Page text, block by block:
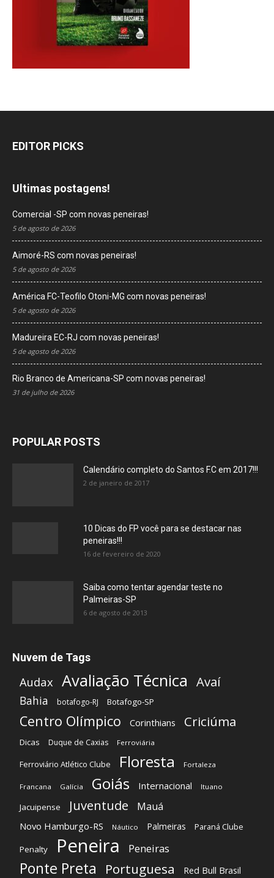
EDITOR PICKS
Ultimas postagens!
Comercial -SP com novas peneiras!
5 de agosto de 2026
Aimoré-RS com novas peneiras!
5 de agosto de 2026
América FC-Teofilo Otoni-MG com novas peneiras!
5 de agosto de 2026
Madureira EC-RJ com novas peneiras!
5 de agosto de 2026
Rio Branco de Americana-SP com novas peneiras!
31 de julho de 2026
POPULAR POSTS
Calendário completo do Santos F.C em 2017!!!
2 de janeiro de 2017
10 Dicas do FP você para se destacar nas
peneiras!!!
16 de fevereiro de 2020
Saiba como tentar agendar teste no
Palmeiras-SP
6 de agosto de 2013
Nuvem de Tags
Audax Avaliação Técnica Avaí
Bahia botafogo-RJ Botafogo-SP
Centro Olímpico Corinthians Criciúma
Dicas Duque de Caxias Ferroviária
Ferroviário Atlético Clube Floresta Fortaleza
Francana Galícia Goiás Internacional Ituano
Jacuipense Juventude Mauá
Novo Hamburgo-RS Náutico Palmeiras Paraná Clube
Penalty Peneira Peneiras
Ponte Preta Portuguesa
Red Bull Brasil